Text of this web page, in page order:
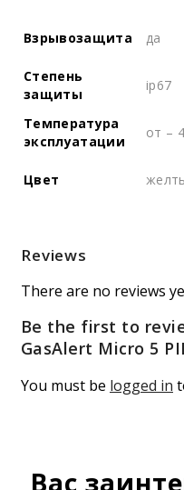
Взрывозащита да
Степень
защиты
ip67
Температура
эксплуатации
от –
Цвет
Reviews
There are no reviews
Be the first to
GasAlert Micro 5
You must be logged in
Вас